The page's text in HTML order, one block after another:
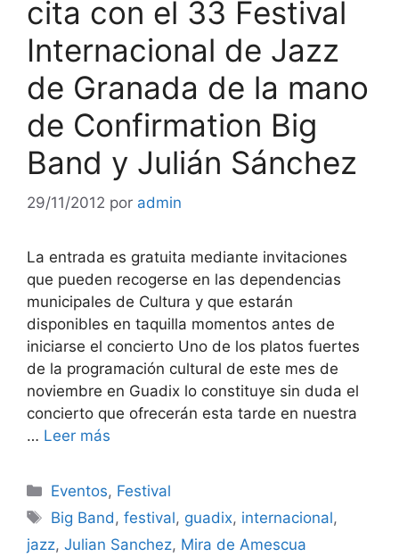
cita con el 33 Festival
Internacional de Jazz
de Granada de la mano
de Confirmation Big
Band y Julián Sánchez
29/11/2012 por admin
La entrada es gratuita mediante invitaciones
que pueden recogerse en las dependencias
municipales de Cultura y que estarán
disponibles en taquilla momentos antes de
iniciarse el concierto Uno de los platos fuertes
de la programación cultural de este mes de
noviembre en Guadix lo constituye sin duda el
concierto que ofrecerán esta tarde en nuestra
… Leer más
Categorías
Eventos, Festival
Etiquetas
Big Band ,festival, guadix, internacional,
jazz, Julian Sanchez, Mira de Amescua